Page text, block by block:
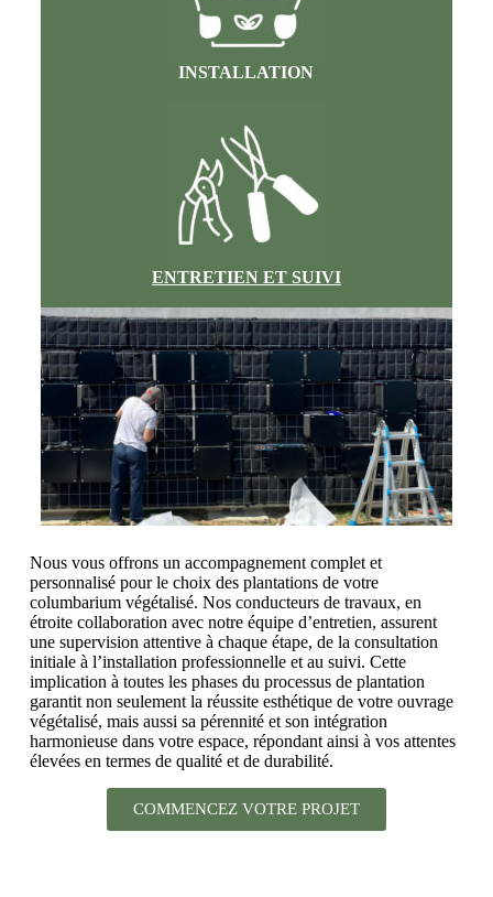
INSTALLATION
ENTRETIEN ET SUIVI
Nous vous offrons un accompagnement complet et
personnalisé pour le choix des plantations de votre
columbarium végétalisé. Nos conducteurs de travaux, en
étroite collaboration avec notre équipe d’entretien, assurent
une supervision attentive à chaque étape, de la consultation
initiale à l’installation professionnelle et au suivi. Cette
implication à toutes les phases du processus de plantation
garantit non seulement la réussite esthétique de votre ouvrage
végétalisé, mais aussi sa pérennité et son intégration
harmonieuse dans votre espace, répondant ainsi à vos attentes
élevées en termes de qualité et de durabilité.
COMMENCEZ VOTRE PROJET